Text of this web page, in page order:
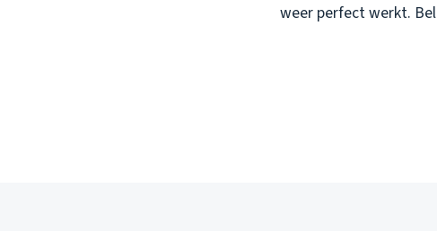
weer perfect werkt. Bel